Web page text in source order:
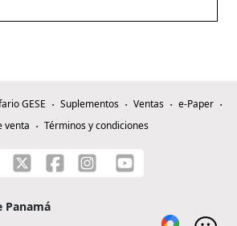
GESE Suplementos Ventas
e-Paper
venta
Términos y condiciones
Panamá